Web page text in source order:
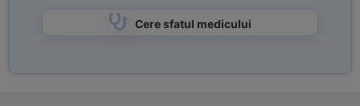
Cere sfatul medicului